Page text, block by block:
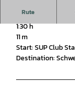
Rute
1:30 h
11 m
Start: SUP Club
Destination: